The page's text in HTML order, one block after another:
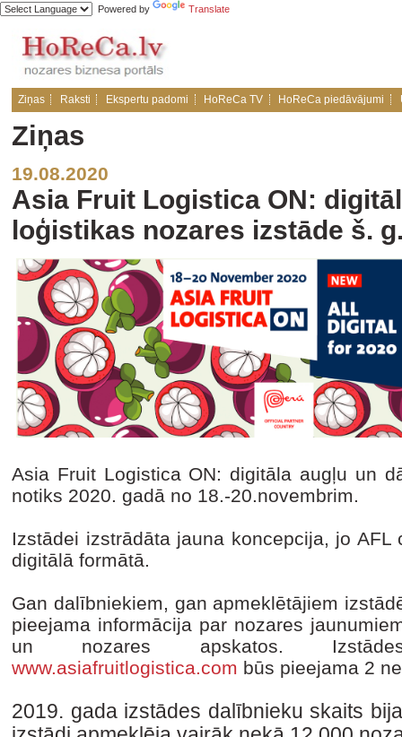
Powered by Translate
Ziņas Raksti Ekspertu padomi HoReCa TV HoReCa piedāvājumi
Ziņas
19.08.2020
Asia Fruit Logistica ON:
loģistikas nozares izstāde š.
Asia Fruit Logistica ON: digitāla augļu un
notiks 2020. gadā no 18.-20.novembrim.
Izstādei izstrādāta jauna koncepcija, jo
digitālā formātā.
Gan dalībniekiem, gan apmeklētājiem
pieejama informācija par nozares
un nozares apskatos.
www.asiafruitlogistica.com būs pieejama 2
2019. gada izstādes dalībnieku skaits